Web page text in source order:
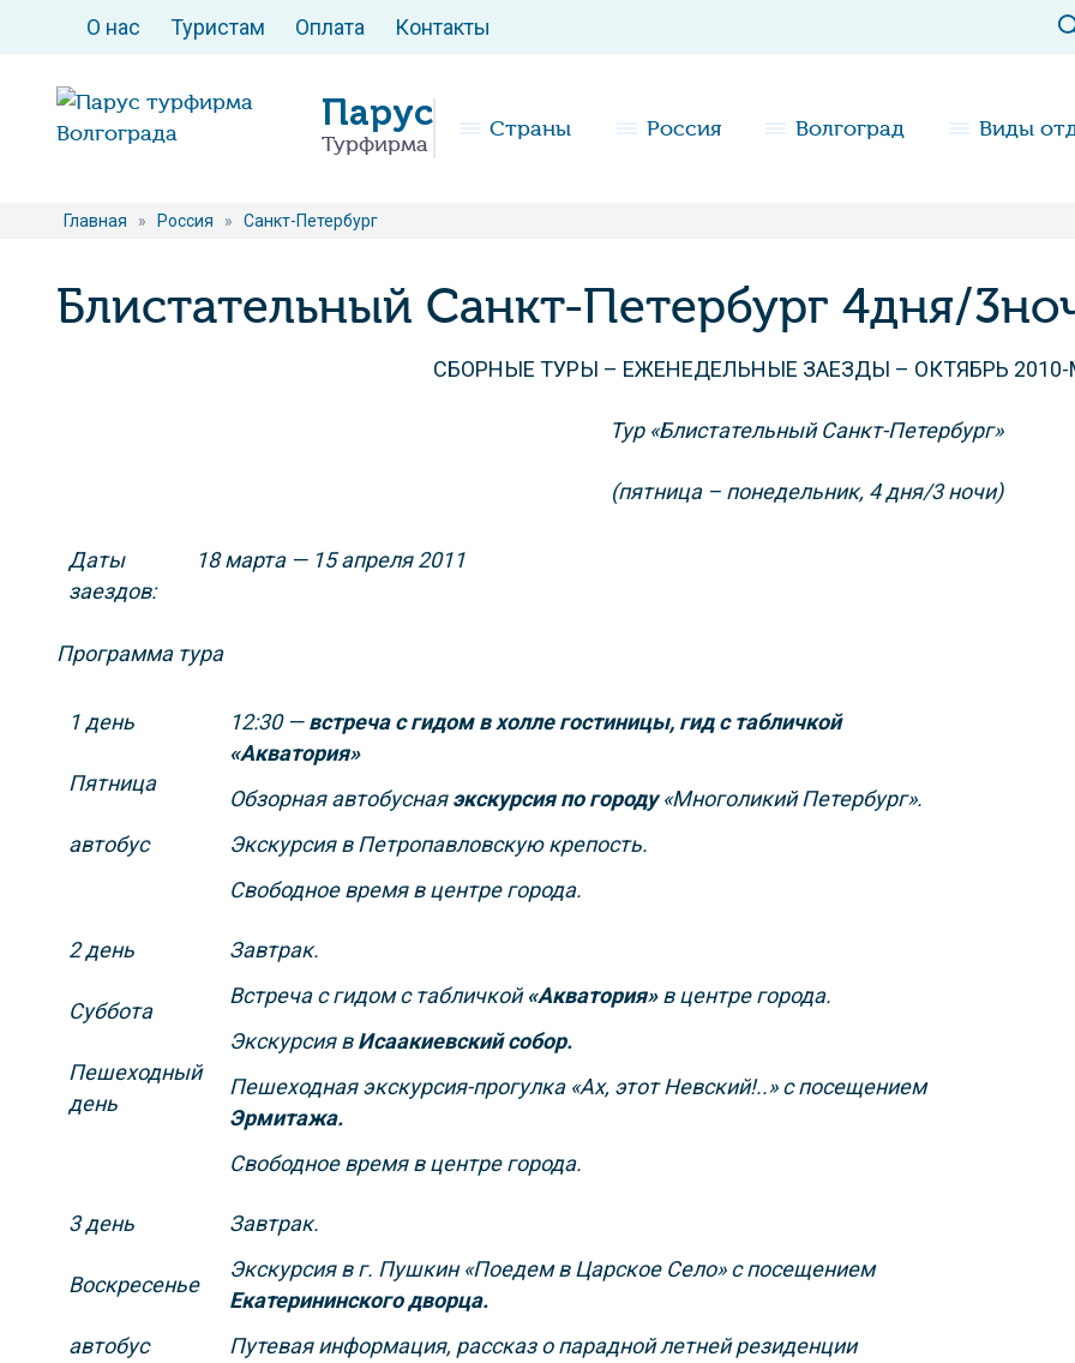
О нас Туристам Оплата Контакты
Парус
Турфирма
Страны Россия Волгоград Виды
Главная » Россия » Санкт-Петербург
Блистательный Санкт-Петербург 4дня/
СБОРНЫЕ ТУРЫ – ЕЖЕНЕДЕЛЬНЫЕ ЗАЕЗДЫ – ОКТЯБРЬ 2010-
Тур «Блистательный Санкт-Петербург»
(пятница – понедельник, 4 дня/3 ночи)
Даты
заездов:
18 марта — 15 апреля 2011
Программа тура
1 день
Пятница
автобус
12:30—встреча с гидом в холле гостиницы, гид с табличкой
«Акватория»
Обзорнаяавтобуснаяэкскурсия по городу«Многоликий Петербург».
Экскурсия в Петропавловскую крепость.
Свободное время в центре города.
2 день
Суббота
Пешеходный
день
Завтрак.
Встреча с гидом с табличкой«Акватория»в центре города.
Экскурсия вИсаакиевский собор.
Пешеходная экскурсия-прогулка «Ах, этот Невский!..» с посещением
Эрмитажа.
Свободное время в центре города.
3 день
Воскресенье
автобус
Завтрак.
Экскурсия в г. Пушкин «Поедем в Царское Село» с посещением
Екатерининского дворца.
Путевая информация, рассказ о парадной летней резиденции